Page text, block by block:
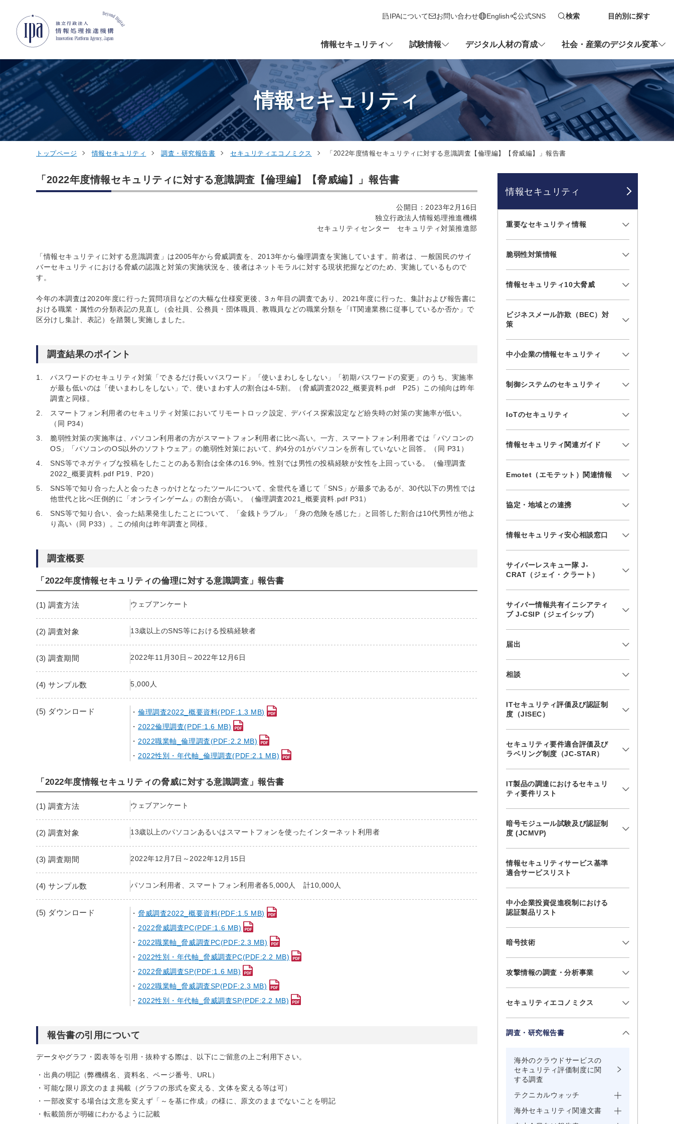
IPAについて
お問い合わせ English
新しいタブで開きます
公式SNS 検索 目的別に探す
情報セキュリティ 試験情報 デジタル人材の育成 社会・産業のデジタル変革
情報セキュリティ
トップページ 情報セキュリティ 調査・研究報告書 セキュリティエコノミクス 「2022年度情報セキュリティに対する意識調査【倫理編】【脅威編】」報告書
「2022年度情報セキュリティに対する意識調査【倫理編】【脅威編】」報告書
公開日：2023年2月16日
独立行政法人情報処理推進機構
セキュリティセンター セキュリティ対策推進部
「情報セキュリティに対する意識調査」は2005年から脅威調査を、2013年から倫理調査を実施しています。前者は、一般国民のサイ
バーセキュリティにおける脅威の認識と対策の実施状況を、後者はネットモラルに対する現状把握などのため、実施しているもので
す。
今年の本調査は2020年度に行った質問項目などの大幅な仕様変更後、3ヵ年目の調査であり、2021年度に行った、集計および報告書に
おける職業・属性の分類表記の見直し（会社員、公務員・団体職員、教職員などの職業分類を「IT関連業務に従事しているか否か」で
区分けし集計、表記）を踏襲し実施しました。
調査結果のポイント
パスワードのセキュリティ対策「できるだけ長いパスワード」「使いまわしをしない」「初期パスワードの変更」のうち、実施率
が最も低いのは「使いまわしをしない」で、使いまわす人の割合は4-5割。（脅威調査2022_概要資料.pdf P25）この傾向は昨年
調査と同様。
スマートフォン利用者のセキュリティ対策においてリモートロック設定、デバイス探索設定など紛失時の対策の実施率が低い。
（同 P34）
脆弱性対策の実施率は、パソコン利用者の方がスマートフォン利用者に比べ高い。一方、スマートフォン利用者では「パソコンの
OS」「パソコンのOS以外のソフトウェア」の脆弱性対策において、約4分の1がパソコンを所有していないと回答。（同 P31）
SNS等でネガティブな投稿をしたことのある割合は全体の16.9%。性別では男性の投稿経験が女性を上回っている。（倫理調査
2022_概要資料.pdf P19、P20）
SNS等で知り合った人と会ったきっかけとなったツールについて、全世代を通じて「SNS」が最多であるが、30代以下の男性では
他世代と比べ圧倒的に「オンラインゲーム」の割合が高い。（倫理調査2021_概要資料.pdf P31）
SNS等で知り合い、会った結果発生したことについて、「金銭トラブル」「身の危険を感じた」と回答した割合は10代男性が他よ
り高い（同 P33）。この傾向は昨年調査と同様。
調査概要
「2022年度情報セキュリティの倫理に対する意識調査」報告書
(1) 調査方法 ウェブアンケート
(2) 調査対象 13歳以上のSNS等における投稿経験者
(3) 調査期間 2022年11月30日～2022年12月6日
(4) サンプル数 5,000人
(5) ダウンロード
倫理調査2022_概要資料(PDF:1.3 MB)
2022倫理調査(PDF:1.6 MB)
2022職業軸_倫理調査(PDF:2.2 MB)
2022性別・年代軸_倫理調査(PDF:2.1 MB)
「2022年度情報セキュリティの脅威に対する意識調査」報告書
(1) 調査方法 ウェブアンケート
(2) 調査対象 13歳以上のパソコンあるいはスマートフォンを使ったインターネット利用者
(3) 調査期間 2022年12月7日～2022年12月15日
(4) サンプル数 パソコン利用者、スマートフォン利用者各5,000人 計10,000人
(5) ダウンロード
脅威調査2022_概要資料(PDF:1.5 MB)
2022脅威調査PC(PDF:1.6 MB)
2022職業軸_脅威調査PC(PDF:2.3 MB)
2022性別・年代軸_脅威調査PC(PDF:2.2 MB)
2022脅威調査SP(PDF:1.6 MB)
2022職業軸_脅威調査SP(PDF:2.3 MB)
2022性別・年代軸_脅威調査SP(PDF:2.2 MB)
報告書の引用について
データやグラフ・図表等を引用・抜粋する際は、以下にご留意の上ご利用下さい。
出典の明記（弊機構名、資料名、ページ番号、URL）
可能な限り原文のまま掲載（グラフの形式を変える、文体を変える等は可）
一部改変する場合は文意を変えず「～を基に作成」の様に、原文のままでないことを明記
転載箇所が明確にわかるように記載
情報セキュリティ
重要なセキュリティ情報
脆弱性対策情報
情報セキュリティ10大脅威
ビジネスメール詐欺（BEC）対
策
中小企業の情報セキュリティ
制御システムのセキュリティ
IoTのセキュリティ
情報セキュリティ関連ガイド
Emotet（エモテット）関連情報
協定・地域との連携
情報セキュリティ安心相談窓口
サイバーレスキュー隊 J-
CRAT（ジェイ・クラート）
サイバー情報共有イニシアティ
ブ J-CSIP（ジェイシップ）
届出
相談
ITセキュリティ評価及び認証制
度（JISEC）
セキュリティ要件適合評価及び
ラベリング制度（JC-STAR）
IT製品の調達におけるセキュリ
ティ要件リスト
暗号モジュール試験及び認証制
度 (JCMVP)
情報セキュリティサービス基準
適合サービスリスト
中小企業投資促進税制における
認証製品リスト
暗号技術
攻撃情報の調査・分析事業
セキュリティエコノミクス
調査・研究報告書
海外のクラウドサービスの
セキュリティ評価制度に関
する調査
テクニカルウォッチ
海外セキュリティ関連文書